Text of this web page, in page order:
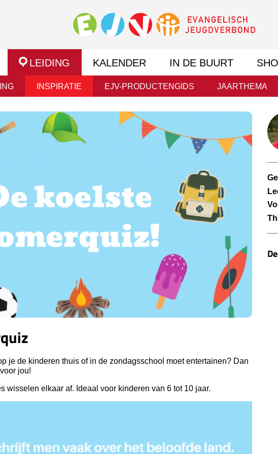
LEIDING KALENDER IN DE BUURT
INSPIRATIE EJV-PRODUCTENGIDS JAARTHEMA
je de kinderen thuis of in de zondagsschool moet entertainen? Dan
jou!
wisselen elkaar af. Ideaal voor kinderen van 6 tot 10 jaar.